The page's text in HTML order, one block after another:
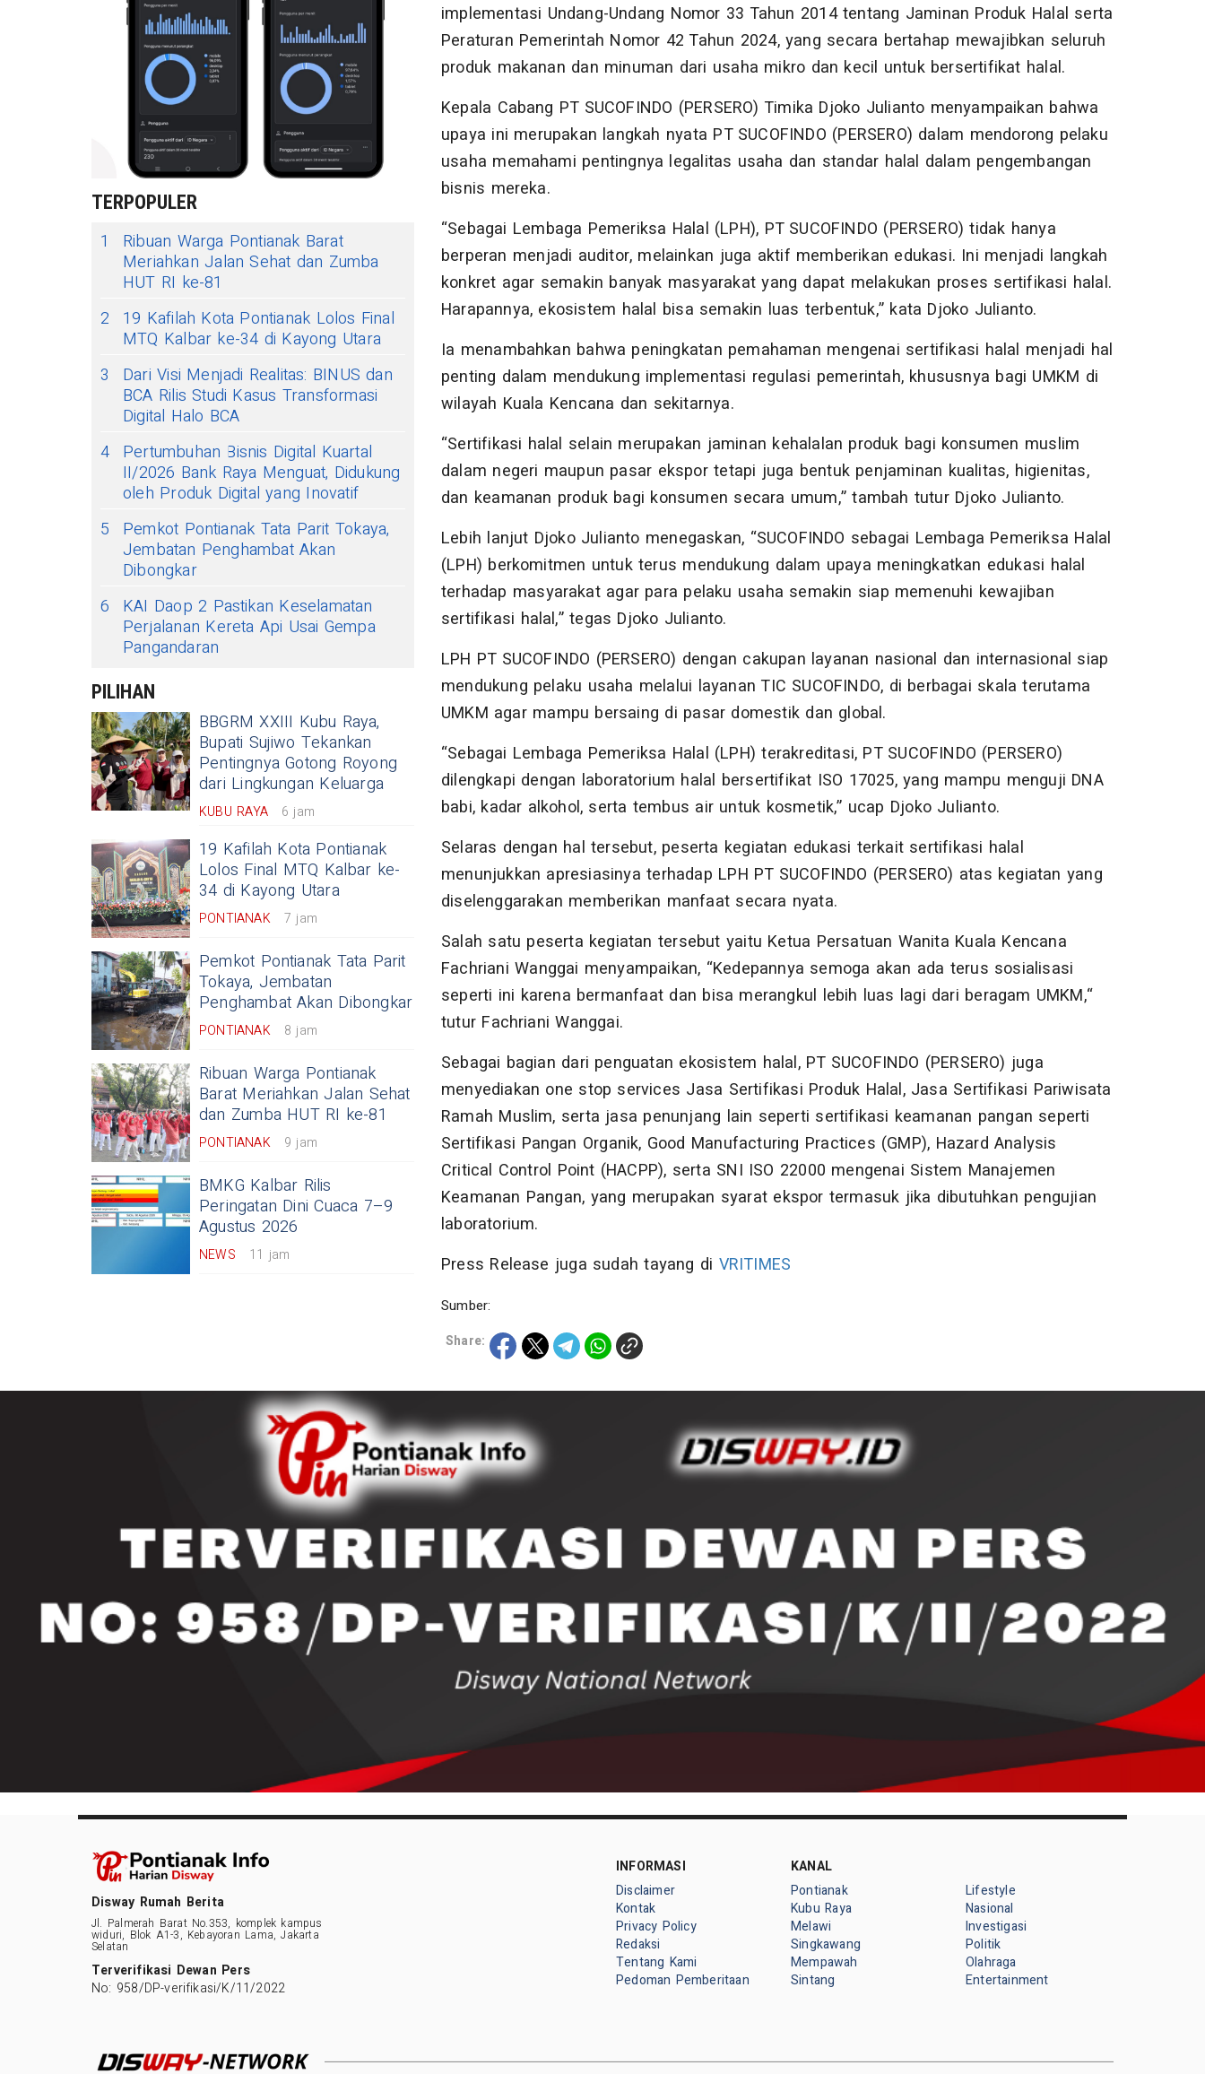
TERPOPULER
1
Ribuan Warga Pontianak Barat
Meriahkan Jalan Sehat dan Zumba
HUT RI ke-81
2
19 Kafilah Kota Pontianak Lolos Final
MTQ Kalbar ke-34 di Kayong Utara
3
Dari Visi Menjadi Realitas: BINUS dan
BCA Rilis Studi Kasus Transformasi
Digital Halo BCA
4 Pertumbuhan Bisnis Digital Kuartal
II/2026 Bank Raya Menguat, Didukung
oleh Produk Digital yang Inovatif
5
Pemkot Pontianak Tata Parit Tokaya,
Jembatan Penghambat Akan
Dibongkar
6
KAI Daop 2 Pastikan Keselamatan
Perjalanan Kereta Api Usai Gempa
Pangandaran
PILIHAN
BBGRM XXIII Kubu Raya,
Bupati Sujiwo Tekankan
Pentingnya Gotong Royong
dari Lingkungan Keluarga
KUBU RAYA 6 jam
19 Kafilah Kota Pontianak
Lolos Final MTQ Kalbar ke-
34 di Kayong Utara
PONTIANAK 7 jam
Pemkot Pontianak Tata Parit
Tokaya, Jembatan
Penghambat Akan Dibongkar
PONTIANAK 8 jam
Ribuan Warga Pontianak
Barat Meriahkan Jalan Sehat
dan Zumba HUT RI ke-81
PONTIANAK 9 jam
BMKG Kalbar Rilis
Peringatan Dini Cuaca 7–9
Agustus 2026
NEWS 11 jam
implementasi Undang-Undang Nomor 33 Tahun 2014 tentang Jaminan Produk Halal serta
Peraturan Pemerintah Nomor 42 Tahun 2024, yang secara bertahap mewajibkan seluruh
produk makanan dan minuman dari usaha mikro dan kecil untuk bersertifikat halal.
Kepala Cabang PT SUCOFINDO (PERSERO) Timika Djoko Julianto menyampaikan bahwa
upaya ini merupakan langkah nyata PT SUCOFINDO (PERSERO) dalam mendorong pelaku
usaha memahami pentingnya legalitas usaha dan standar halal dalam pengembangan
bisnis mereka.
“Sebagai Lembaga Pemeriksa Halal (LPH), PT SUCOFINDO (PERSERO) tidak hanya
berperan menjadi auditor, melainkan juga aktif memberikan edukasi. Ini menjadi langkah
konkret agar semakin banyak masyarakat yang dapat melakukan proses sertifikasi halal.
Harapannya, ekosistem halal bisa semakin luas terbentuk,” kata Djoko Julianto.
Ia menambahkan bahwa peningkatan pemahaman mengenai sertifikasi halal menjadi hal
penting dalam mendukung implementasi regulasi pemerintah, khususnya bagi UMKM di
wilayah Kuala Kencana dan sekitarnya.
“Sertifikasi halal selain merupakan jaminan kehalalan produk bagi konsumen muslim
dalam negeri maupun pasar ekspor tetapi juga bentuk penjaminan kualitas, higienitas,
dan keamanan produk bagi konsumen secara umum,” tambah tutur Djoko Julianto.
Lebih lanjut Djoko Julianto menegaskan, “SUCOFINDO sebagai Lembaga Pemeriksa Halal
(LPH) berkomitmen untuk terus mendukung dalam upaya meningkatkan edukasi halal
terhadap masyarakat agar para pelaku usaha semakin siap memenuhi kewajiban
sertifikasi halal,” tegas Djoko Julianto.
LPH PT SUCOFINDO (PERSERO) dengan cakupan layanan nasional dan internasional siap
mendukung pelaku usaha melalui layanan TIC SUCOFINDO, di berbagai skala terutama
UMKM agar mampu bersaing di pasar domestik dan global.
“Sebagai Lembaga Pemeriksa Halal (LPH) terakreditasi, PT SUCOFINDO (PERSERO)
dilengkapi dengan laboratorium halal bersertifikat ISO 17025, yang mampu menguji DNA
babi, kadar alkohol, serta tembus air untuk kosmetik,” ucap Djoko Julianto.
Selaras dengan hal tersebut, peserta kegiatan edukasi terkait sertifikasi halal
menunjukkan apresiasinya terhadap LPH PT SUCOFINDO (PERSERO) atas kegiatan yang
diselenggarakan memberikan manfaat secara nyata.
Salah satu peserta kegiatan tersebut yaitu Ketua Persatuan Wanita Kuala Kencana
Fachriani Wanggai menyampaikan, “Kedepannya semoga akan ada terus sosialisasi
seperti ini karena bermanfaat dan bisa merangkul lebih luas lagi dari beragam UMKM,“
tutur Fachriani Wanggai.
Sebagai bagian dari penguatan ekosistem halal, PT SUCOFINDO (PERSERO) juga
menyediakan one stop services Jasa Sertifikasi Produk Halal, Jasa Sertifikasi Pariwisata
Ramah Muslim, serta jasa penunjang lain seperti sertifikasi keamanan pangan seperti
Sertifikasi Pangan Organik, Good Manufacturing Practices (GMP), Hazard Analysis
Critical Control Point (HACPP), serta SNI ISO 22000 mengenai Sistem Manajemen
Keamanan Pangan, yang merupakan syarat ekspor termasuk jika dibutuhkan pengujian
laboratorium.
Press Release juga sudah tayang di VRITIMES
Sumber:
Share:
Disway Rumah Berita
Jl. Palmerah Barat No.353, komplek kampus
widuri, Blok A1-3, Kebayoran Lama, Jakarta
Selatan
Terverifikasi Dewan Pers
No: 958/DP-verifikasi/K/11/2022
INFORMASI
Disclaimer
Kontak
Privacy Policy
Redaksi
Tentang Kami
Pedoman Pemberitaan
KANAL
Pontianak
Kubu Raya
Melawi
Singkawang
Mempawah
Sintang
Lifestyle
Nasional
Investigasi
Politik
Olahraga
Entertainment